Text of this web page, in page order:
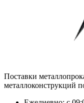
Поставки
металлоконструкций